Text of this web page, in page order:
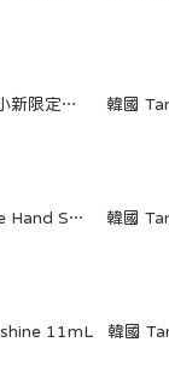
韓國香氛品牌 Forment - 蠟筆小新限定版香水 (蠟筆小新)
韓國 Tamburins Shell Perfume Hand Sunshine 15mL
11mL
韓國